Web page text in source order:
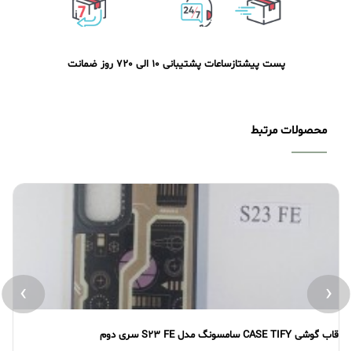
پست پیشتازساعات پشتیبانی 10 الی 20 7 روز ضمانت
محصولات مرتبط
قاب گوشی CASE TIFY سامسونگ مدل S23 FE سری اول
‹
›